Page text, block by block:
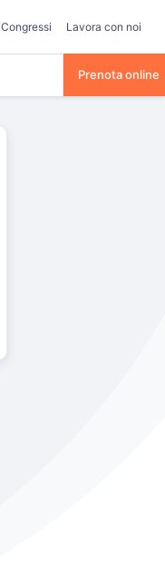
Congressi Lavora con noi
Prenota online